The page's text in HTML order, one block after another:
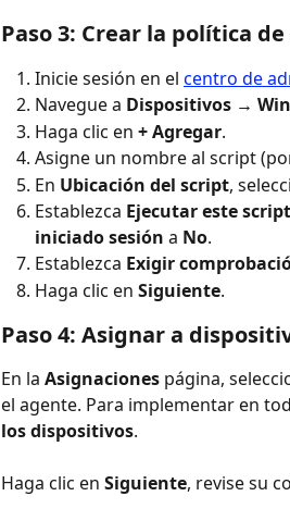
Paso 3: Crear la política
Inicie sesión en el centro de
Navegue a Dispositivos →
Haga clic en + Agregar.
Asigne un nombre al script
En Ubicación del script,
Establezca Ejecutar este
iniciado sesión a No.
Establezca Exigir
Haga clic en Siguiente.
Paso 4: Asignar a
En la Asignaciones página,
el agente. Para implementar en
los dispositivos.
Haga clic en Siguiente, revise su